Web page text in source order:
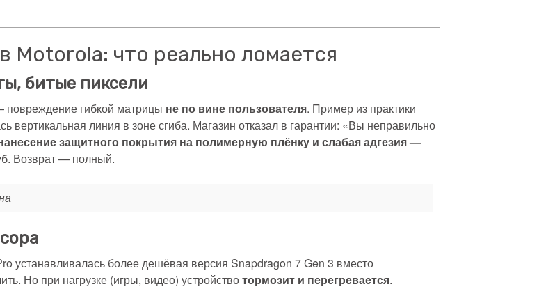
что реально ломается
битые пиксели
повреждение гибкой матрицы не по вине пользователя. Пример из практики
вертикальная линия в зоне сгиба. Магазин отказал в гарантии: «Вы неправильно
защитного покрытия на полимерную плёнку и слабая адгезия —
Возврат — полный.
устанавливалась более дешёвая версия Snapdragon 7 Gen 3 вместо
Но при нагрузке (игры, видео) устройствотормозит и перегревается.